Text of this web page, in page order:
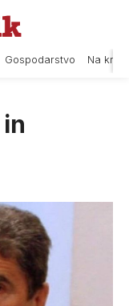
Gospodarstvo Na